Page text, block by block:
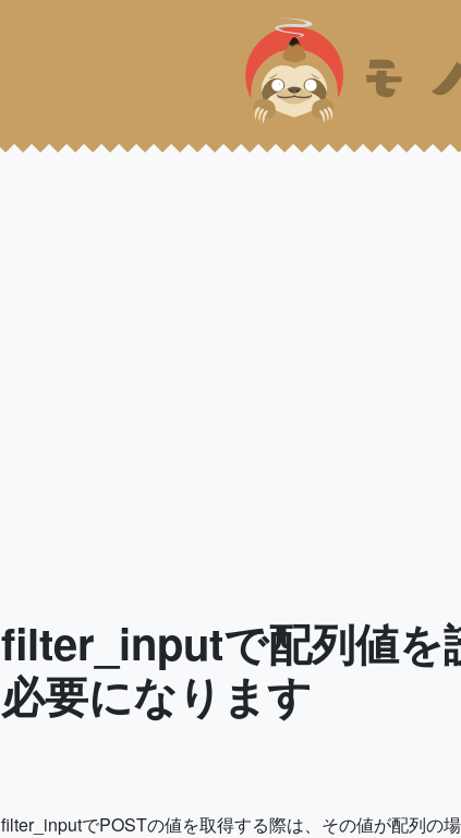
filter_inputで配列値を
必要になります
filter_inputでPOSTの値を取得する際は、その値が配列の